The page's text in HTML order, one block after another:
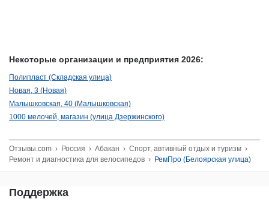
Некоторые организации и предприятия 2026:
Полипласт (Складская улица)
Новая, 3 (Новая)
Малышковская, 40 (Малышковская)
1000 мелочей, магазин (улица Дзержинского)
Отзывы.com › Россия › Абакан › Спорт, автивный отдых и туризм ›
Ремонт и диагностика для велосипедов › РемПро (Белоярская улица)
Поддержка